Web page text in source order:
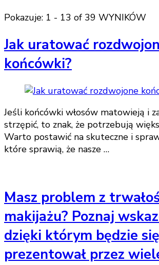
Pokazuje: 1 - 13 of 39 WYNIKÓW
Jak uratować
końcówki?
Jeśli końcówki włosów matowieją i
strzępić, to znak, że potrzebują
Warto postawić na skuteczne i
które sprawią, że nasze …
Masz problem z
makijażu? Poznaj
dzięki którym będzie
prezentował przez